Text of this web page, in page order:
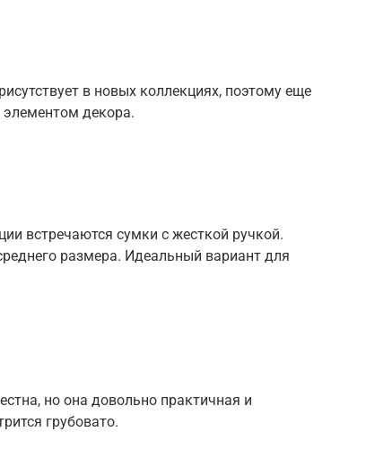
в новых коллекциях, поэтому еще
декора.
встречаются сумки с жесткой ручкой.
размера. Идеальный вариант для
но она довольно практичная и
грубовато.